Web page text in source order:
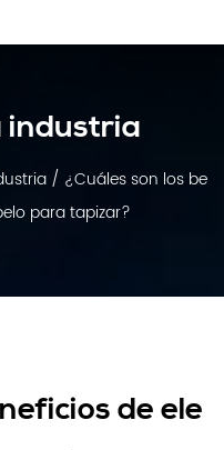
industria
/ ¿Cuáles son los be
para tapizar?
de ele